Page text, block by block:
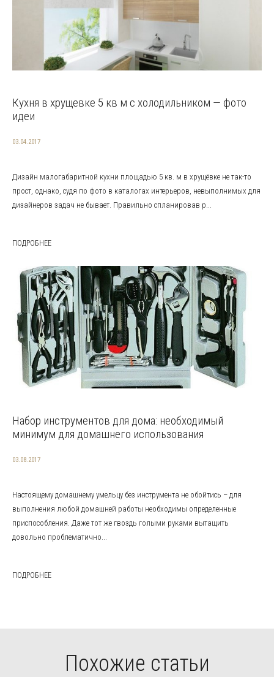
Кухня в хрущевке 5 кв м с холодильником — фото
идеи
03.04.2017
Дизайн малогабаритной кухни площадью 5 кв. м в хрущёвке не так-то
прост, однако, судя по фото в каталогах интерьеров, невыполнимых для
дизайнеров задач не бывает. Правильно спланировав р...
ПОДРОБНЕЕ
Набор инструментов для дома: необходимый
минимум для домашнего использования
03.08.2017
Настоящему домашнему умельцу без инструмента не обойтись – для
выполнения любой домашней работы необходимы определенные
приспособления. Даже тот же гвоздь голыми руками вытащить
довольно проблематично...
ПОДРОБНЕЕ
Похожие статьи